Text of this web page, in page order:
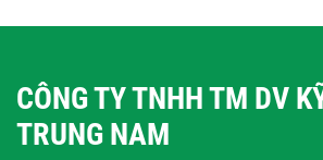
CÔNG TY TNHH TM DV
TRUNG NAM